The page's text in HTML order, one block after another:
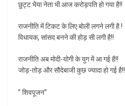
छुट्ट भैया नेता भी आज करोड़पति हो गया है!!
राजनीति में टिकट के लिए बोली लगने लगी है !
विधायक, सांसद बनने की होड़ सी लगी है!!
राजनीति अब मोदी-योगी के युग में आ गई है!!
जोड़-तोड़ और सौदेबाजी कुछ ज्यादा हो गई है!!
” शिवपूजन”